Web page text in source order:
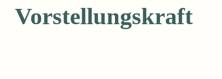
Vorstellungskraft